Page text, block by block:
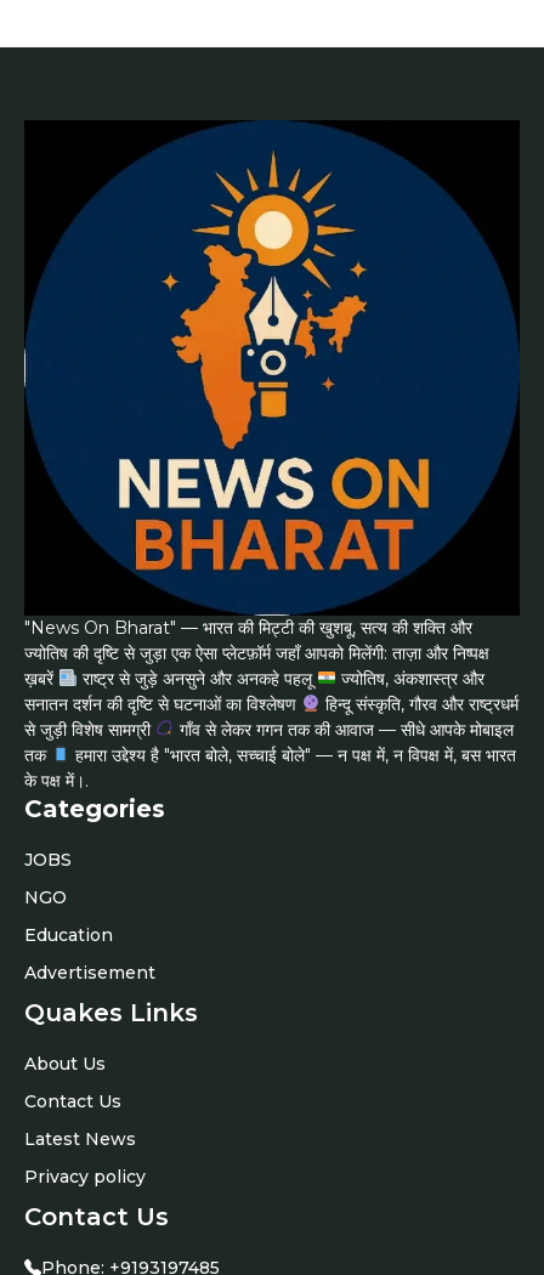
"News On Bharat" — भारत की मिट्टी की खुशबू, सत्य की शक्ति और
ज्योतिष की दृष्टि से जुड़ा एक ऐसा प्लेटफ़ॉर्म जहाँ आपको मिलेंगी: ताज़ा और निष्पक्ष
ख़बरें
राष्ट्र से जुड़े अनसुने और अनकहे पहलू
ज्योतिष, अंकशास्त्र और
सनातन दर्शन की दृष्टि से घटनाओं का विश्लेषण
हिन्दू संस्कृति, गौरव और राष्ट्रधर्म
से जुड़ी विशेष सामग्री
गाँव से लेकर गगन तक की आवाज — सीधे आपके मोबाइल
तक
हमारा उद्देश्य है "भारत बोले, सच्चाई बोले" — न पक्ष में, न विपक्ष में, बस भारत
के पक्ष में।.
Categories
JOBS
NGO
Education
Advertisement
Quakes Links
About Us
Contact Us
Latest News
Privacy policy
Contact Us
Phone: +9193197485